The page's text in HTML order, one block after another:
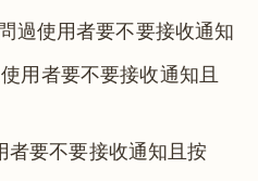
過使用者要不要接收通知
用者要不要接收通知且
者要不要接收通知且按